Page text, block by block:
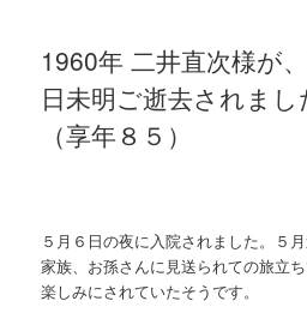
1960年 二井直次様が
日未明ご逝去されま
（享年８５）
５月６日の夜に入院されました。５
家族、お孫さんに見送られての旅立
楽しみにされていたそうです。